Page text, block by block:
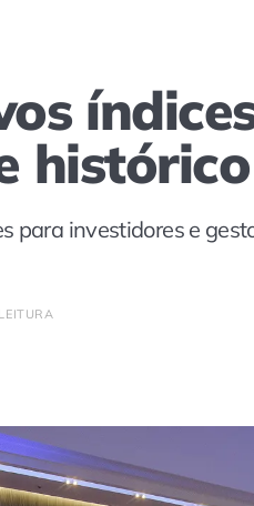
histórico
para investidores e